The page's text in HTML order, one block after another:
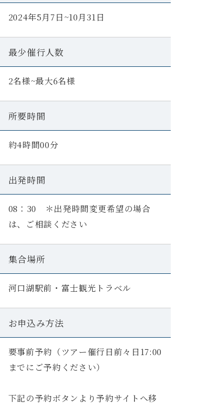
2024年5月7日~10月31日
最少催行人数
2名様~最大6名様
所要時間
約4時間00分
出発時間
08：30 ＊出発時間変更希望の場合
は、ご相談ください
集合場所
河口湖駅前・富士観光トラベル
お申込み方法
要事前予約（ツアー催行日前々日17:00
までにご予約ください）
下記の予約ボタンより予約サイトへ移